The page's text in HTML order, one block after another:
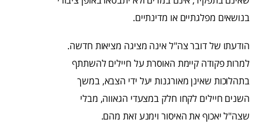
בנושאים מפלגתיים או מדינתיים.
הודעתו של דובר צה"ל אינה מציגה מציאות חדשה.
למרות פקודה קיימת האוסרת על חיילים להשתתף
בתהלוכות שאינן מאורגנות יעל ידי הצבא, במשך
השנים חיילים לקחו חלק במצעדי הגאווה, מבלי
שצה"ל יאכוף את האיסור וימנע זאת מהם.